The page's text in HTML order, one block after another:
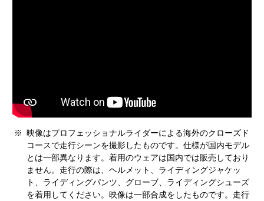
※ 映像はプロフェッショナルライダーによる海外のクローズド
コースで走行シーンを撮影したものです。仕様が国内モデル
とは一部異なります。着用のウェアは国内では販売しており
ません。走行の際は、ヘルメット、ライディングジャケッ
ト、ライディングパンツ、グローブ、ライディングシューズ
を着用してください。映像は一部合成をしたものです。走行